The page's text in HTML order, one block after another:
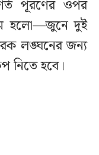
পূরণের ওপর
হলো—জুনে দুই
লঙ্ঘনের জন্য
নিতে হবে।